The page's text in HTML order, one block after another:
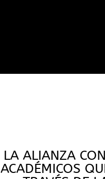
LA ALIANZA
ACADÉMICOS